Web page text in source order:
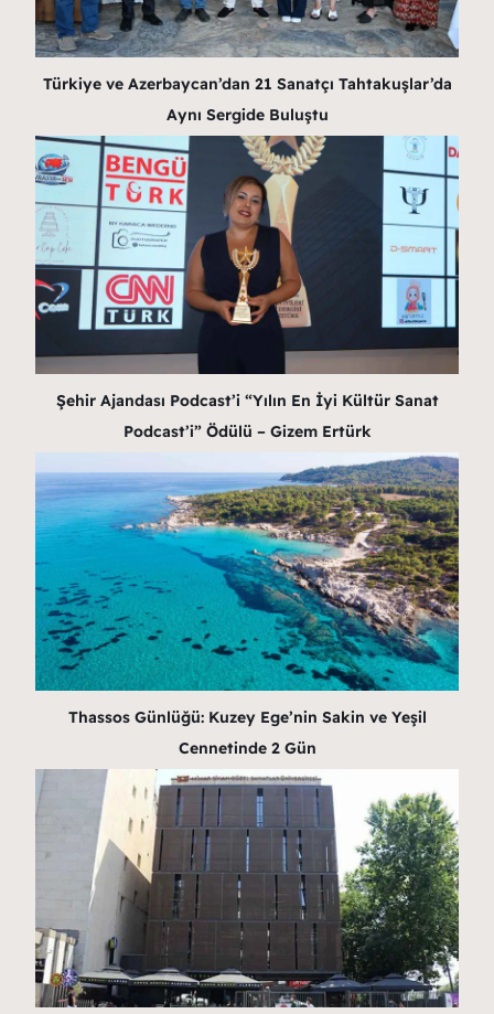
Türkiye ve Azerbaycan’dan 21 Sanatçı Tahtakuşlar’da
Aynı Sergide Buluştu
Şehir Ajandası Podcast’i “Yılın En İyi Kültür Sanat
Podcast’i” Ödülü – Gizem Ertürk
Thassos Günlüğü: Kuzey Ege’nin Sakin ve Yeşil
Cennetinde 2 Gün